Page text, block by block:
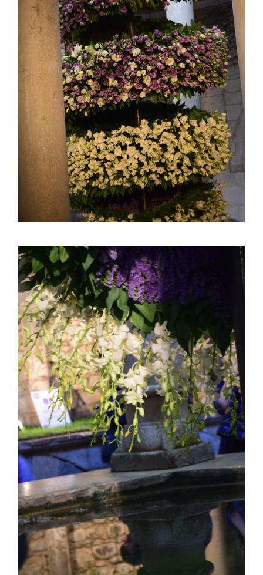
julio 2014
abril 2014
ASTILBE, EL SUEÑO DE UNA NOVIA
Astilbe, las flores que sueñan
MANOS QUE CREAN: ROSA VALLS EN FLORIPLANT
BROMELIAS, BIENVENIDAS A CASA
RANUNCULOS, FRANCESILLAS …
Ricard
ASTILBE, EL SUEÑO DE UNA NOVIA
Isabel
RANUNCULOS, FRANCESILLAS …
Silvia
CALA: LA FLOR DEL AGUA
Silvia
Astilbe, las flores que sueñan
Julio
RANUNCULOS, FRANCESILLAS …